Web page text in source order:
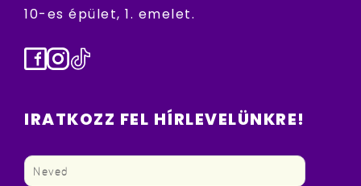
10-es épület, 1. emelet.
Facebook
Instagram
TikTok
IRATKOZZ FEL HÍRLEVELÜNKRE!